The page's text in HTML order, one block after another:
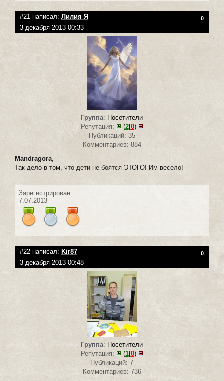
#21 написал: Лилия Я 0
3 декабря 2013 00:33
Группа: Посетители
Репутация:
(2| 0)
Публикаций: 35
Комментариев: 884
Mandragora
Так дело в том, что дети не боятся ЭТОГО! Им весело!
Зарегистрирован:
7.07.2013
#22 написал: Kir87 0
3 декабря 2013 00:48
Группа: Посетители
Репутация:
(1| 0)
Публикаций: 7
Комментариев: 736